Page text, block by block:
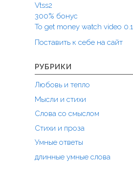
н
п
я
д
р
г
"
Vtss2
300% бонус
To get money watch video
Поставить к себе на сайт
РУБРИКИ
Любовь и тепло
Мысли и стихи
Слова со смыслом
Стихи и проза
Умные ответы
длинные умные слова